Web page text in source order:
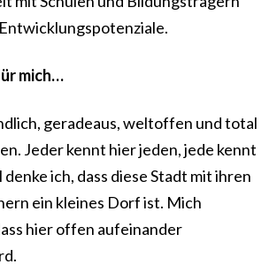
mich…
geradeaus, weltoffen und total
Jeder kennt hier jeden, jede kennt
ich, dass diese Stadt mit ihren
ein kleines Dorf ist. Mich
hier offen aufeinander